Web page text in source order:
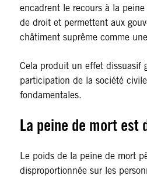
encadrent le recours à la
de droit et permettent aux
châtiment suprême comme
Cela produit un effet dissuasif
participation de la société
fondamentales.
La peine de mort est
Le poids de la peine de mort
disproportionnée sur les